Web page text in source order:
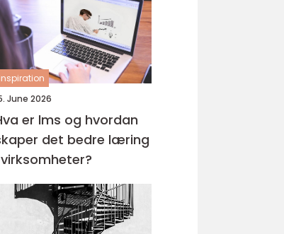
inspiration
June 2026
er lms og hvordan
det bedre læring